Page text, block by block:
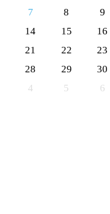
7 8
9
14 15
16
21 22
23
28 29
30
4 5 6